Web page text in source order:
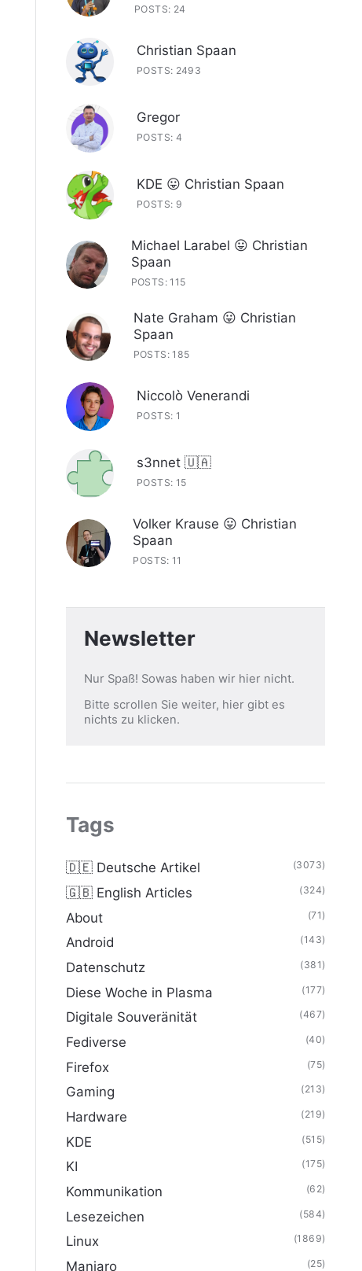
POSTS: 24
Christian Spaan
POSTS: 2493
Gregor
POSTS: 4
KDE 😛 Christian Spaan
POSTS: 9
Michael Larabel 😛 Christian
Spaan
POSTS: 115
Nate Graham 😛 Christian
Spaan
POSTS: 185
Niccolò Venerandi
POSTS: 1
s3nnet 🇺🇦
POSTS: 15
Volker Krause 😛 Christian
Spaan
POSTS: 11
Newsletter
Nur Spaß! Sowas haben wir hier nicht.
Bitte scrollen Sie weiter, hier gibt es
nichts zu klicken.
Tags
🇩🇪 Deutsche Artikel (3073)
🇬🇧 English Articles (324)
About (71)
Android (143)
Datenschutz (381)
Diese Woche in Plasma (177)
Digitale Souveränität (467)
Fediverse (40)
Firefox (75)
Gaming (213)
Hardware (219)
KDE (515)
KI (175)
Kommunikation (62)
Lesezeichen (584)
Linux (1869)
Manjaro (25)